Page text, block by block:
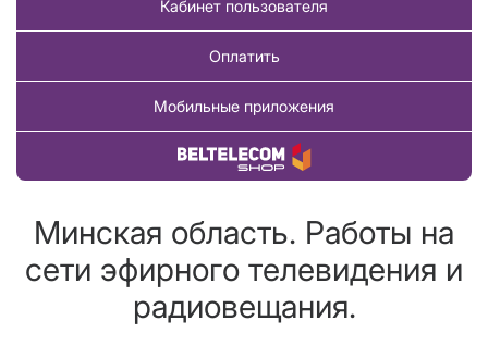
Кабинет пользователя
Оплатить
Мобильные приложения
Купить товар
Минская область. Работы на
сети эфирного телевидения и
радиовещания.